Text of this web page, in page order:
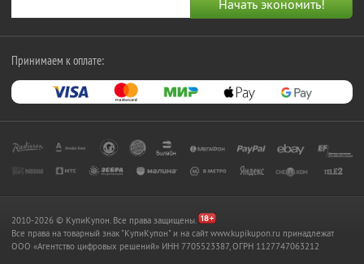
Принимаем к оплате:
2010-2026 © КупиКупон. Все права защищены.
Все права на товарный знак "КупиКупон" и на сайт www.kupikupon.ru принадлежат
OOO «Агентство цифровых решений» ИНН 7705523387, ОГРН 1127747063212